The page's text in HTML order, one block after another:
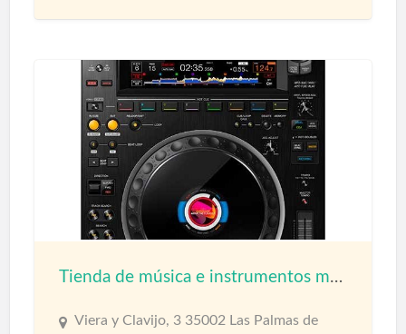
Tienda de música e instrumentos musicales
Viera y Clavijo, 3 35002 Las Palmas de